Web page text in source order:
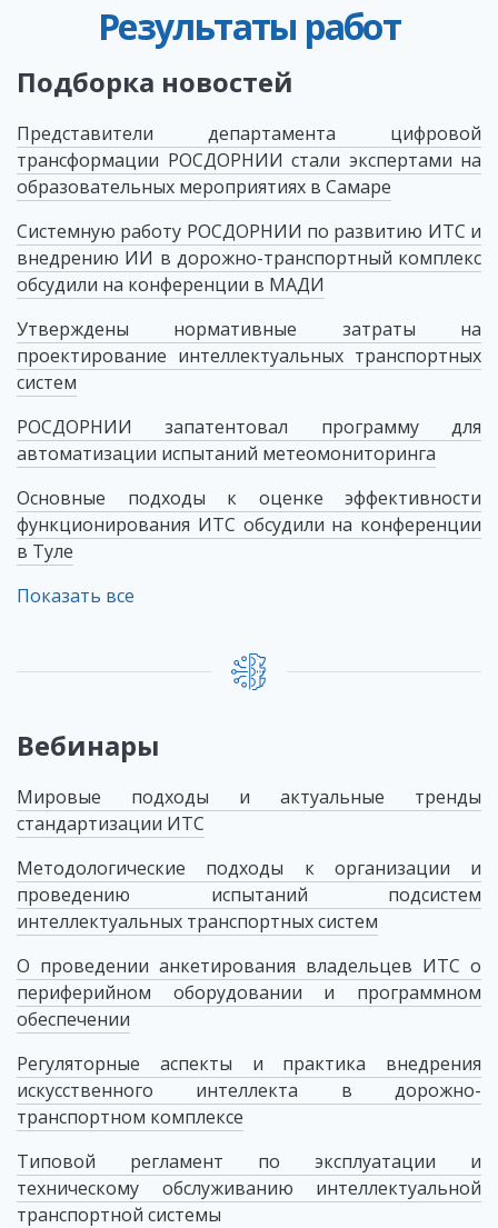
Результаты работ
Подборка новостей
Представители департамента цифровой
трансформации РОСДОРНИИ стали экспертами на
образовательных мероприятиях в Самаре
Системную работу РОСДОРНИИ по развитию ИТС и
внедрению ИИ в дорожно-транспортный комплекс
обсудили на конференции в МАДИ
Утверждены нормативные затраты на
проектирование интеллектуальных транспортных
систем
РОСДОРНИИ запатентовал программу для
автоматизации испытаний метеомониторинга
Основные подходы к оценке эффективности
функционирования ИТС обсудили на конференции
в Туле
Показать все
Вебинары
Мировые подходы и актуальные тренды
стандартизации ИТС
Методологические подходы к организации и
проведению испытаний подсистем
интеллектуальных транспортных систем
О проведении анкетирования владельцев ИТС о
периферийном оборудовании и программном
обеспечении
Регуляторные аспекты и практика внедрения
искусственного интеллекта в дорожно-
транспортном комплексе
Типовой регламент по эксплуатации и
техническому обслуживанию интеллектуальной
транспортной системы